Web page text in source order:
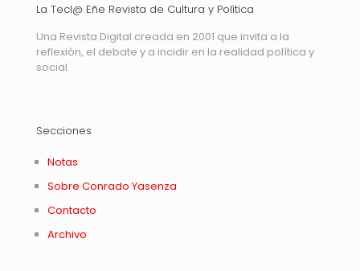
La Tecl@ Eñe Revista de Cultura y Política
Una Revista Digital creada en 2001 que invita a la
reflexión, el debate y a incidir en la realidad política y
social.
Secciones
Notas
Sobre Conrado Yasenza
Contacto
Archivo